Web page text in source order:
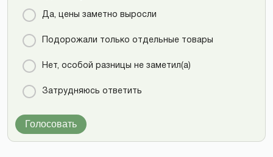
Да, цены заметно выросли
Подорожали только отдельные товары
Нет, особой разницы не заметил(а)
Затрудняюсь ответить
Голосовать